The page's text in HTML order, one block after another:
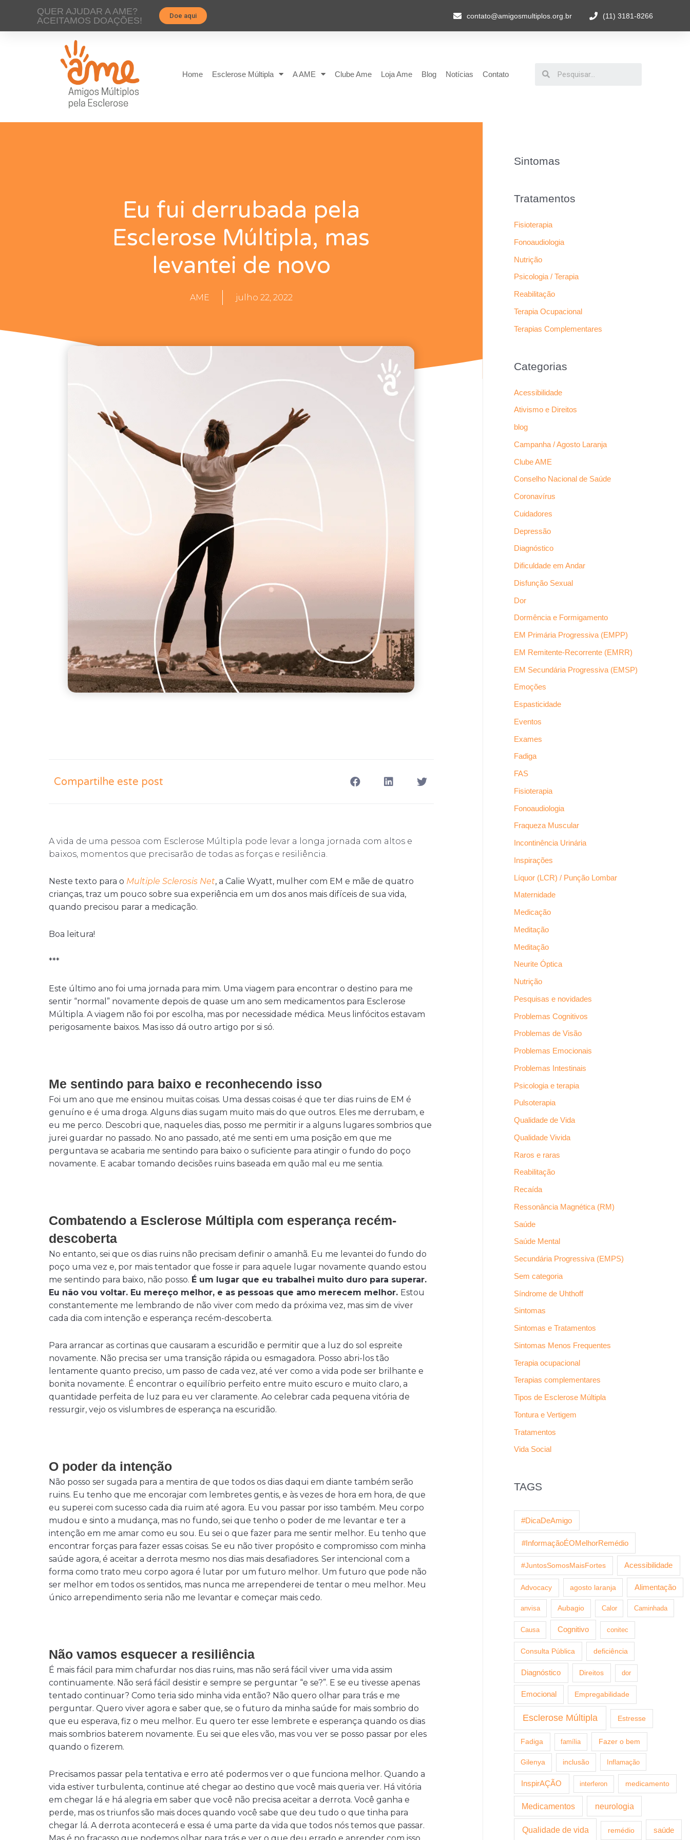
QUER AJUDAR A AME?
ACEITAMOS DOAÇÕES!
Doe aqui contato@amigosmultiplos.org.br (11) 3181-8266
Home Esclerose Múltipla A AME Clube Ame Loja Ame Blog Notícias Contato
Eu fui derrubada pela
Esclerose Múltipla, mas
levantei de novo
AME julho 22, 2022
Compartilhe este post
A vida de uma pessoa com Esclerose Múltipla pode levar a longa jornada com altos e
baixos, momentos que precisarão de todas as forças e resiliência.
Neste texto para o Multiple Sclerosis Net, a Calie Wyatt, mulher com EM e mãe de quatro
crianças, traz um pouco sobre sua experiência em um dos anos mais difíceis de sua vida,
quando precisou parar a medicação.
Boa leitura!
***
Este último ano foi uma jornada para mim. Uma viagem para encontrar o destino para me
sentir “normal” novamente depois de quase um ano sem medicamentos para Esclerose
Múltipla. A viagem não foi por escolha, mas por necessidade médica. Meus linfócitos estavam
perigosamente baixos. Mas isso dá outro artigo por si só.
Me sentindo para baixo e reconhecendo isso
Foi um ano que me ensinou muitas coisas. Uma dessas coisas é que ter dias ruins de EM é
genuíno e é uma droga. Alguns dias sugam muito mais do que outros. Eles me derrubam, e
eu me perco. Descobri que, naqueles dias, posso me permitir ir a alguns lugares sombrios que
jurei guardar no passado. No ano passado, até me senti em uma posição em que me
perguntava se acabaria me sentindo para baixo o suficiente para atingir o fundo do poço
novamente. E acabar tomando decisões ruins baseada em quão mal eu me sentia.
Combatendo a Esclerose Múltipla com esperança recém-
descoberta
No entanto, sei que os dias ruins não precisam definir o amanhã. Eu me levantei do fundo do
poço uma vez e, por mais tentador que fosse ir para aquele lugar novamente quando estou
me sentindo para baixo, não posso. É um lugar que eu trabalhei muito duro para superar.
Eu não vou voltar. Eu mereço melhor, e as pessoas que amo merecem melhor. Estou
constantemente me lembrando de não viver com medo da próxima vez, mas sim de viver
cada dia com intenção e esperança recém-descoberta.
Para arrancar as cortinas que causaram a escuridão e permitir que a luz do sol espreite
novamente. Não precisa ser uma transição rápida ou esmagadora. Posso abri-los tão
lentamente quanto preciso, um passo de cada vez, até ver como a vida pode ser brilhante e
bonita novamente. É encontrar o equilíbrio perfeito entre muito escuro e muito claro, a
quantidade perfeita de luz para eu ver claramente. Ao celebrar cada pequena vitória de
ressurgir, vejo os vislumbres de esperança na escuridão.
O poder da intenção
Não posso ser sugada para a mentira de que todos os dias daqui em diante também serão
ruins. Eu tenho que me encorajar com lembretes gentis, e às vezes de hora em hora, de que
eu superei com sucesso cada dia ruim até agora. Eu vou passar por isso também. Meu corpo
mudou e sinto a mudança, mas no fundo, sei que tenho o poder de me levantar e ter a
intenção em me amar como eu sou. Eu sei o que fazer para me sentir melhor. Eu tenho que
encontrar forças para fazer essas coisas. Se eu não tiver propósito e compromisso com minha
saúde agora, é aceitar a derrota mesmo nos dias mais desafiadores. Ser intencional com a
forma como trato meu corpo agora é lutar por um futuro melhor. Um futuro que pode não
ser melhor em todos os sentidos, mas nunca me arrependerei de tentar o meu melhor. Meu
único arrependimento seria não me levantar e começar mais cedo.
Não vamos esquecer a resiliência
É mais fácil para mim chafurdar nos dias ruins, mas não será fácil viver uma vida assim
continuamente. Não será fácil desistir e sempre se perguntar “e se?”. E se eu tivesse apenas
tentado continuar? Como teria sido minha vida então? Não quero olhar para trás e me
perguntar. Quero viver agora e saber que, se o futuro da minha saúde for mais sombrio do
que eu esperava, fiz o meu melhor. Eu quero ter esse lembrete e esperança quando os dias
mais sombrios baterem novamente. Eu sei que eles vão, mas vou ver se posso passar por eles
quando o fizerem.
Precisamos passar pela tentativa e erro até podermos ver o que funciona melhor. Quando a
vida estiver turbulenta, continue até chegar ao destino que você mais queria ver. Há vitória
em chegar lá e há alegria em saber que você não precisa aceitar a derrota. Você ganha e
perde, mas os triunfos são mais doces quando você sabe que deu tudo o que tinha para
chegar lá. A derrota acontecerá e essa é uma parte da vida que todos nós temos que passar.
Sintomas
Tratamentos
Fisioterapia
Fonoaudiologia
Nutrição
Psicologia / Terapia
Reabilitação
Terapia Ocupacional
Terapias Complementares
Categorias
Acessibilidade
Ativismo e Direitos
blog
Campanha / Agosto Laranja
Clube AME
Conselho Nacional de Saúde
Coronavírus
Cuidadores
Depressão
Diagnóstico
Dificuldade em Andar
Disfunção Sexual
Dor
Dormência e Formigamento
EM Primária Progressiva (EMPP)
EM Remitente-Recorrente (EMRR)
EM Secundária Progressiva (EMSP)
Emoções
Espasticidade
Eventos
Exames
Fadiga
FAS
Fisioterapia
Fonoaudiologia
Fraqueza Muscular
Incontinência Urinária
Inspirações
Líquor (LCR) / Punção Lombar
Maternidade
Medicação
Meditação
Meditação
Neurite Óptica
Nutrição
Pesquisas e novidades
Problemas Cognitivos
Problemas de Visão
Problemas Emocionais
Problemas Intestinais
Psicologia e terapia
Pulsoterapia
Qualidade de Vida
Qualidade Vivida
Raros e raras
Reabilitação
Recaída
Ressonância Magnética (RM)
Saúde
Saúde Mental
Secundária Progressiva (EMPS)
Sem categoria
Síndrome de Uhthoff
Sintomas
Sintomas e Tratamentos
Sintomas Menos Frequentes
Terapia ocupacional
Terapias complementares
Tipos de Esclerose Múltipla
Tontura e Vertigem
Tratamentos
Vida Social
TAGS
#DicaDeAmigo
#InformaçãoÉOMelhorRemédio
#JuntosSomosMaisFortes Acessibilidade
Advocacy agosto laranja Alimentação
anvisa Aubagio Calor Caminhada
Causa Cognitivo conitec
Consulta Pública deficiência
Diagnóstico Direitos dor
Emocional Empregabilidade
Esclerose Múltipla Estresse
Fadiga família Fazer o bem
Gilenya inclusão Inflamação
InspirAÇÃO interferon medicamento
Medicamentos neurologia
Qualidade de vida remédio saúde